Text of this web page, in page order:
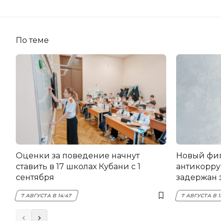
По теме
Оценки за поведение начнут
ставить в 17 школах Кубани с 1
сентября
7 АВГУСТА В 14:47
Новый
задержан
НЭСК
7 АВГУСТА В